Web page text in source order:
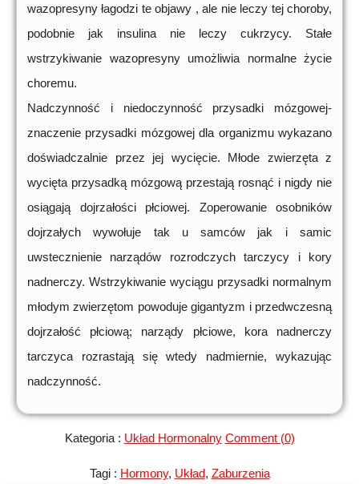
wazopresyny łagodzi te objawy , ale nie leczy tej choroby,
podobnie jak insulina nie leczy cukrzycy. Stałe
wstrzykiwanie wazopresyny umożliwia normalne życie
choremu.
Nadczynność i niedoczynność przysadki mózgowej-
znaczenie przysadki mózgowej dla organizmu wykazano
doświadczalnie przez jej wycięcie. Młode zwierzęta z
wycięta przysadką mózgową przestają rosnąć i nigdy nie
osiągają dojrzałości płciowej. Zoperowanie osobników
dojrzałych wywołuje tak u samców jak i samic
uwstecznienie narządów rozrodczych tarczycy i kory
nadnerczy. Wstrzykiwanie wyciągu przysadki normalnym
młodym zwierzętom powoduje gigantyzm i przedwczesną
dojrzałość płciową; narządy płciowe, kora nadnerczy
tarczyca rozrastają się wtedy nadmiernie, wykazując
nadczynność.
Kategoria : Układ Hormonalny Comment (0)
Tagi : Hormony, Układ, Zaburzenia